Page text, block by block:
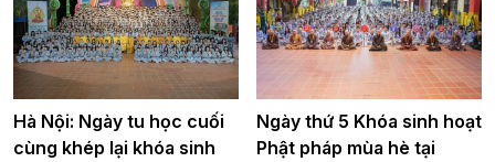
Hà Nội: Ngày tu học cuối
cùng khép lại khóa sinh
Ngày thứ 5 Khóa sinh hoạt
Phật pháp mùa hè tại